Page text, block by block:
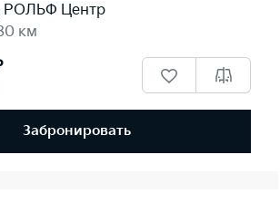
РОЛЬФ Центр
км
Забронировать